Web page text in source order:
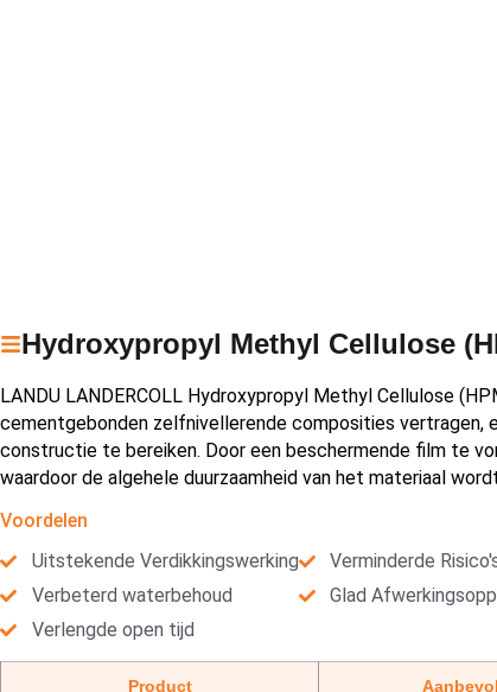
Hydroxypropyl Methyl Cellulose
LANDU LANDERCOLL Hydroxypropyl Methyl Cellulose
cementgebonden zelfnivellerende composities vertragen,
constructie te bereiken. Door een beschermende film te
waardoor de algehele duurzaamheid van het materiaal
Voordelen
Uitstekende Verdikkingswerking
Verbeterd waterbehoud
Verlengde open tijd
Verminderde
Glad
Product